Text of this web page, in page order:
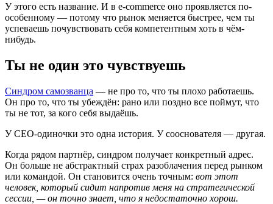
У этого есть название. И в e-commerce оно проявляется по-
особенному — потому что рынок меняется быстрее, чем ты
успеваешь почувствовать себя компетентным хоть в чём-
нибудь.
Ты не один это чувствуешь
Синдром самозванца — не про то, что ты плохо работаешь.
Он про то, что ты убеждён: рано или поздно все поймут, что
ты не тот, за кого себя выдаёшь.
У CEO-одиночки это одна история. У сооснователя — другая.
Когда рядом партнёр, синдром получает конкретный адрес.
Он больше не абстрактный страх разоблачения перед рынком
или командой. Он становится очень точным: вот этот
человек, который сидит напротив меня на стратегической
сессии, — он точно знает, что я недостаточно хорош.